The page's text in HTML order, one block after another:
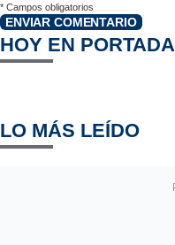
* Campos obligatorios
ENVIAR COMENTARIO
HOY EN PORTADA
LO MÁS LEÍDO